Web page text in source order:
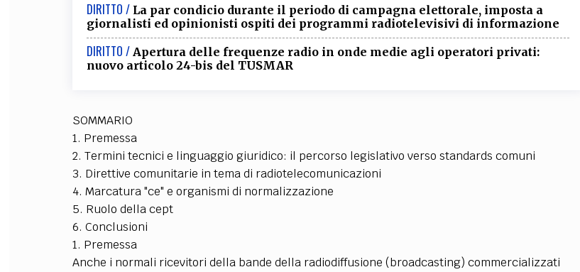
TEAM
FILODIRITTO
DIRITTO / La par condicio durante il periodo di campagna elettorale, imposta a
giornalisti ed opinionisti ospiti dei programmi radiotelevisivi di informazione
DIRITTO / Apertura delle frequenze radio in onde medie agli operatori privati:
nuovo articolo 24-bis del TUSMAR
SOMMARIO
1. Premessa
2. Termini tecnici e linguaggio giuridico: il percorso legislativo verso standards comuni
3. Direttive comunitarie in tema di radiotelecomunicazioni
4. Marcatura "ce" e organismi di normalizzazione
5. Ruolo della cept
6. Conclusioni
1. Premessa
Anche i normali ricevitori della bande della radiodiffusione (broadcasting) commercializzati